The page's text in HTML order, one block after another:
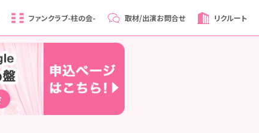
ファンクラブ-柱の会- 取材/出演お問合せ リクルート